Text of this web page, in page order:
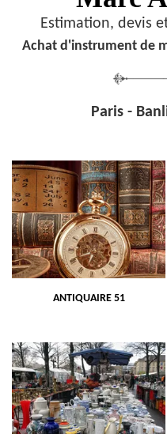
Estimation, devis
Achat d'instrument de
Paris -
ANTIQUAIRE 51